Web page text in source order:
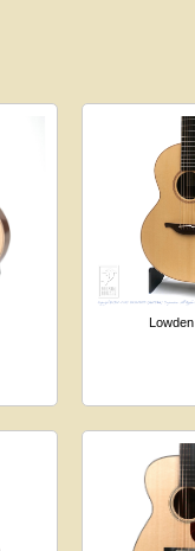
Lowden